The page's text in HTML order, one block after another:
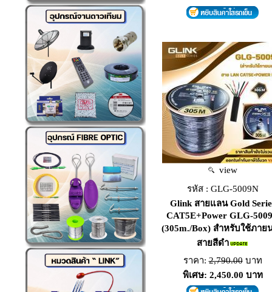
view
รหัส : GLG-5009N
Glink สายแลน Gold
CAT5E+Power GLG-
(305m./Box) สำหรับใช้ภาย
สายสีดำ
ราคา:2,790.00บาท
พิเศษ: 2,450.00 บาท